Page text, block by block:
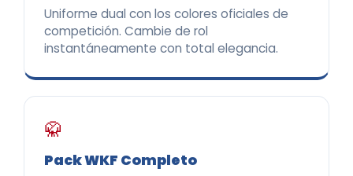
Uniforme dual con los colores oficiales de
competición. Cambie de rol
instantáneamente con total elegancia.
🥋
Pack WKF Completo